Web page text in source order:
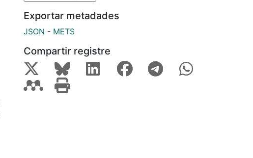
Exportar metadades
JSON - METS
Compartir registre